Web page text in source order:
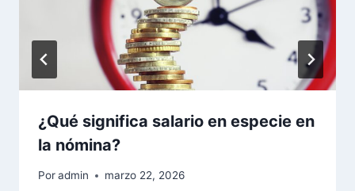
¿Qué significa salario en especie en
la nómina?
Poradmin marzo 22, 2026